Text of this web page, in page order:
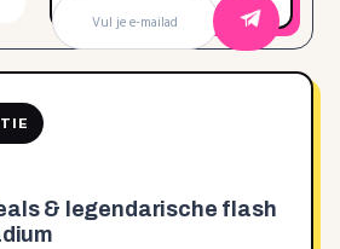
& legendarische flash